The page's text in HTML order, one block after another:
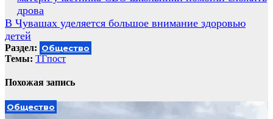
записям
дрова
В Чувашах уделяется большое внимание здоровью
детей
Раздел: Общество
Темы: ТГпост
Похожая запись
Общество